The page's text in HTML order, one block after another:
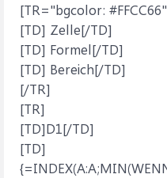
[TR="bgcolor:
[TD] Zelle[/TD]
[TD] Formel[/TD]
[TD] Bereich[/TD]
[/TR]
[TR]
[TD]D1[/TD]
[TD]